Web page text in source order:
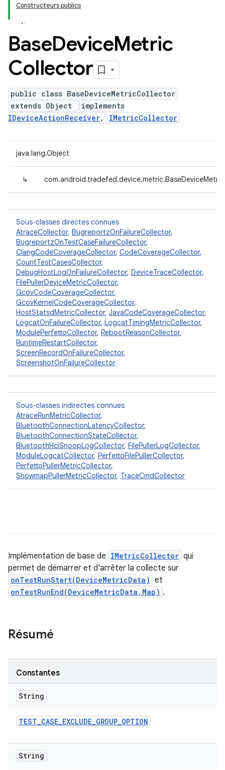
Constructeurs publics
BaseDeviceMetric
Collector
public class BaseDeviceMetricCollector
extends Object
implements
IDeviceActionReceiver, IMetricCollector
java.lang.Object
↳
Sous-classes directes connues
AtraceCollector, BugreportzOnFailureCollector,
BugreportzOnTestCaseFailureCollector,
ClangCodeCoverageCollector, CodeCoverageCollector,
CountTestCasesCollector,
DebugHostLogOnFailureCollector, DeviceTraceCollector,
FilePullerDeviceMetricCollector,
GcovCodeCoverageCollector,
GcovKernelCodeCoverageCollector,
HostStatsdMetricCollector, JavaCodeCoverageCollector,
LogcatOnFailureCollector, LogcatTimingMetricCollector,
ModulePerfettoCollector, RebootReasonCollector,
RuntimeRestartCollector,
ScreenRecordOnFailureCollector,
ScreenshotOnFailureCollector
Sous-classes indirectes connues
AtraceRunMetricCollector,
BluetoothConnectionLatencyCollector,
BluetoothConnectionStateCollector,
BluetoothHciSnoopLogCollector, FilePullerLogCollector,
ModuleLogcatCollector, PerfettoFilePullerCollector,
PerfettoPullerMetricCollector,
ShowmapPullerMetricCollector, TraceCmdCollector
Implémentation de base de IMetricCollector qui
permet de démarrer et d'arrêter la collecte sur
onTestRunStart(DeviceMetricData) et
onTestRunEnd(DeviceMetricData,Map) .
Résumé
Constantes
String
TEST_CASE_EXCLUDE_GROUP_OPTION
String